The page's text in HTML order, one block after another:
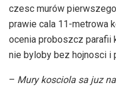
czesc murów
prawie cala 11-metrowa
ocenia proboszcz parafii
nie byloby bez hojnosci i
– Mury kosciola sa juz